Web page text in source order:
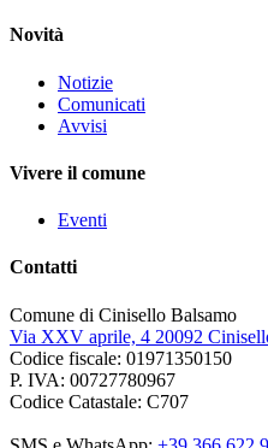
Novità
Notizie
Comunicati
Avvisi
Vivere il comune
Eventi
Contatti
Comune di Cinisello Balsamo
Via XXV aprile, 4 20092
Codice fiscale: 01971350150
P. IVA: 00727780967
Codice Catastale: C707